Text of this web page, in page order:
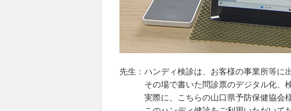
先生：ハンディ検診は、お客様の事業所等に
その場で書いた問診票のデジタル化、検
実際に、こちらの山口県予防保健協会様